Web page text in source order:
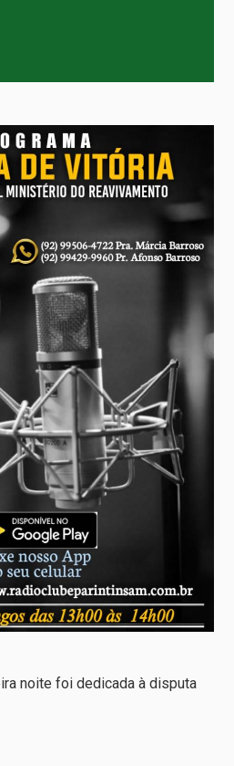
noite foi dedicada à disputa